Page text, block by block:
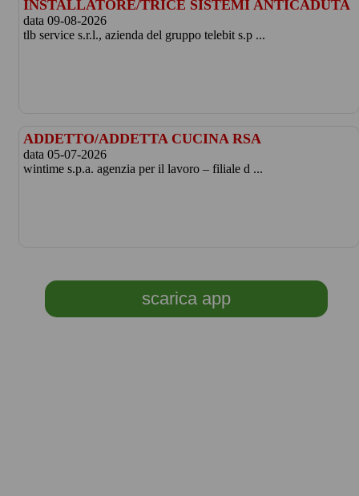
INSTALLATORE/TRICE SISTEMI ANTICADUTA
data 09-08-2026
tlb service s.r.l., azienda del gruppo telebit s.p ...
ADDETTO/ADDETTA CUCINA RSA
data 05-07-2026
wintime s.p.a. agenzia per il lavoro – filiale d ...
scarica app